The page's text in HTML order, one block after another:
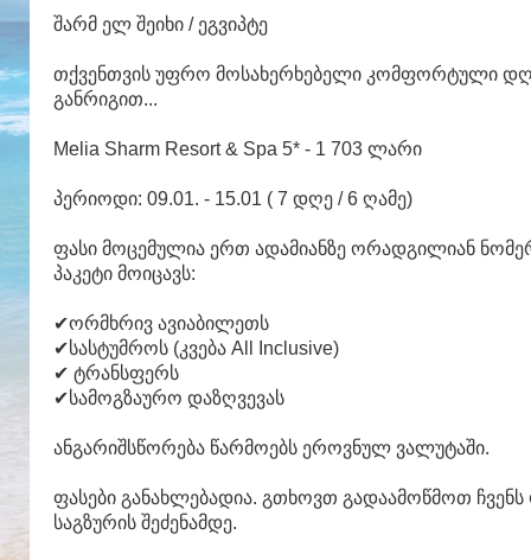
შარმ ელ შეიხი / ეგვიპტე
თქვენთვის უფრო მოსახერხებელი კომფორტული
განრიგით...
Melia Sharm Resort & Spa 5* - 1 703 ლარი
პერიოდი: 09.01. - 15.01 ( 7 დღე / 6 ღამე)
ფასი მოცემულია ერთ ადამიანზე ორადგილიან
პაკეტი მოიცავს:
✔ორმხრივ ავიაბილეთს
✔სასტუმროს (კვება All Inclusive)
✔ ტრანსფერს
✔სამოგზაურო დაზღვევას
ანგარიშსწორება წარმოებს ეროვნულ ვალუტაში.
ფასები განახლებადია. გთხოვთ გადაამოწმოთ
საგზურის შეძენამდე.